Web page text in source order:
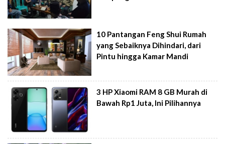
10 Pantangan Feng Shui Rumah
yang Sebaiknya Dihindari, dari
Pintu hingga Kamar Mandi
3 HP Xiaomi RAM 8 GB Murah di
Bawah Rp1 Juta, Ini Pilihannya